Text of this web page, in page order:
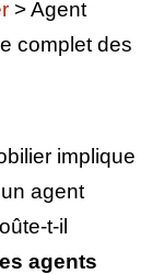
>Agent
complet des
implique
agent
t-il
agents